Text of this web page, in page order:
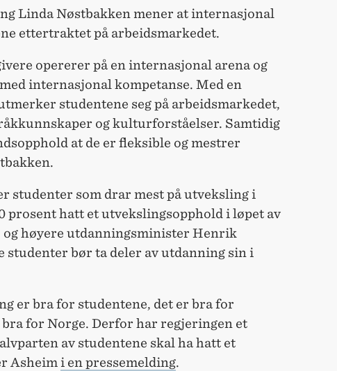
Linda Nøstbakken mener at internasjonal
ettertraktet på arbeidsmarkedet.
opererer på en internasjonal arena og
internasjonal kompetanse. Med en
studentene seg på arbeidsmarkedet,
og kulturforståelser. Samtidig
at de er fleksible og mestrer
studenter som drar mest på utveksling i
prosent hatt et utvekslingsopphold i løpet av
høyere utdanningsminister Henrik
studenter bør ta deler av utdanning sin i
er bra for studentene, det er bra for
for Norge. Derfor har regjeringen et
av studentene skal ha hatt et
Asheim i en pressemelding.